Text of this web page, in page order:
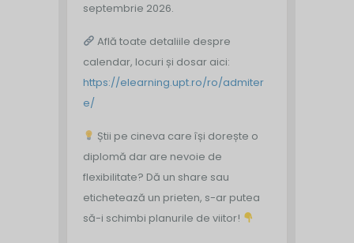
septembrie 2026.
Află toate detaliile despre
calendar, locuri și dosar aici:
https://elearning.upt.ro/ro/admiter
e/
Știi pe cineva care își dorește o
diplomă dar are nevoie de
flexibilitate? Dă un share sau
etichetează un prieten, s-ar putea
să-i schimbi planurile de viitor!